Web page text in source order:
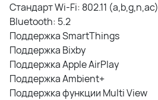
Стандарт Wi-Fi: 802.11 (a,b,g,n,ac)
Bluetooth: 5.2
Поддержка SmartThings
Поддержка Bixby
Поддержка Apple AirPlay
Поддержка Ambient+
Поддержка функции Multi View